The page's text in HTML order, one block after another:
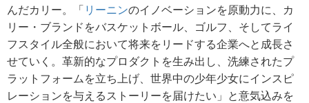
んだカリー。「 リーニンのイノベーションを原動力に、カ
リー・ブランドをバスケットボール、ゴルフ、そしてライ
フスタイル全般において将来をリードする企業へと成長さ
せていく。革新的なプロダクトを生み出し、洗練されたプ
ラットフォームを立ち上げ、世界中の少年少女にインスピ
レーションを与えるストーリーを届けたい」と意気込みを